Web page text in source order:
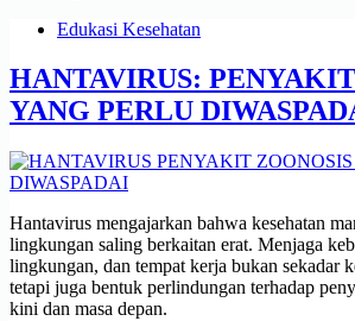
Edukasi Kesehatan
HANTAVIRUS:
YANG PERLU
Hantavirus mengajarkan bahwa kesehatan
lingkungan saling berkaitan erat. Menjaga
lingkungan, dan tempat kerja bukan sekadar
tetapi juga bentuk perlindungan terhadap
kini dan masa depan.